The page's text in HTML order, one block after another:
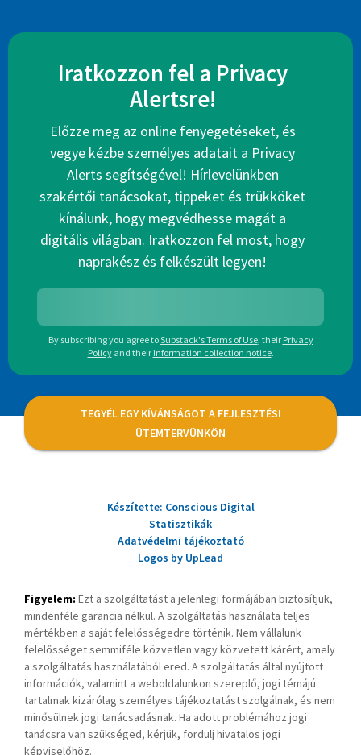
Iratkozzon fel a Privacy
Alertsre!
Előzze meg az online fenyegetéseket, és
vegye kézbe személyes adatait a Privacy
Alerts segítségével! Hírlevelünkben
szakértői tanácsokat, tippeket és trükköket
kínálunk, hogy megvédhesse magát a
digitális világban. Iratkozzon fel most, hogy
naprakész és felkészült legyen!
By subscribing you agree toSubstack's Terms of Use, their Privacy
Policy and their Information collection notice.
TEGYÉL EGY KÍVÁNSÁGOT A FEJLESZTÉSI
ÜTEMTERVÜNKÖN
Készítette: Conscious Digital
Statisztikák
Adatvédelmi tájékoztató
Logos by UpLead
Figyelem: Ezt a szolgáltatást a jelenlegi formájában biztosítjuk,
mindenféle garancia nélkül. A szolgáltatás használata teljes
mértékben a saját felelősségedre történik. Nem vállalunk
felelősséget semmiféle közvetlen vagy közvetett kárért, amely
a szolgáltatás használatából ered. A szolgáltatás által nyújtott
információk, valamint a weboldalunkon szereplő, jogi témájú
tartalmak kizárólag személyes tájékoztatást szolgálnak, és nem
minősülnek jogi tanácsadásnak. Ha adott problémához jogi
tanácsra van szükséged, kérjük, fordulj hivatalos jogi
képviselőhöz.